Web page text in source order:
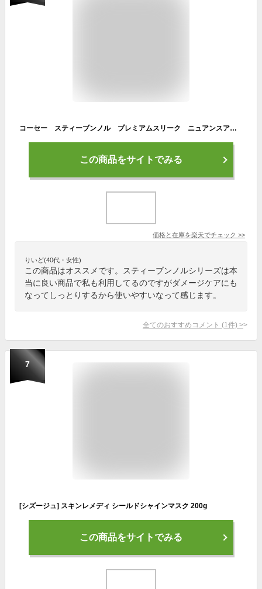
コーセー スティーブンノル プレミアムスリーク ニュアンスアレンジ トリートメント (パーマヘア用) 80G ヘアトリートメント
この商品をサイトでみる
価格と在庫を楽天でチェック >>
りいど(40代・女性)
この商品はオススメです。スティーブンノルシリーズは本
当に良い商品で私も利用してるのですがダメージケアにも
なってしっとりするから使いやすいなって感じます。
全てのおすすめコメント (1 件) >
7
[シズージュ] スキンレメディ シールドシャインマスク 200g
この商品をサイトでみる